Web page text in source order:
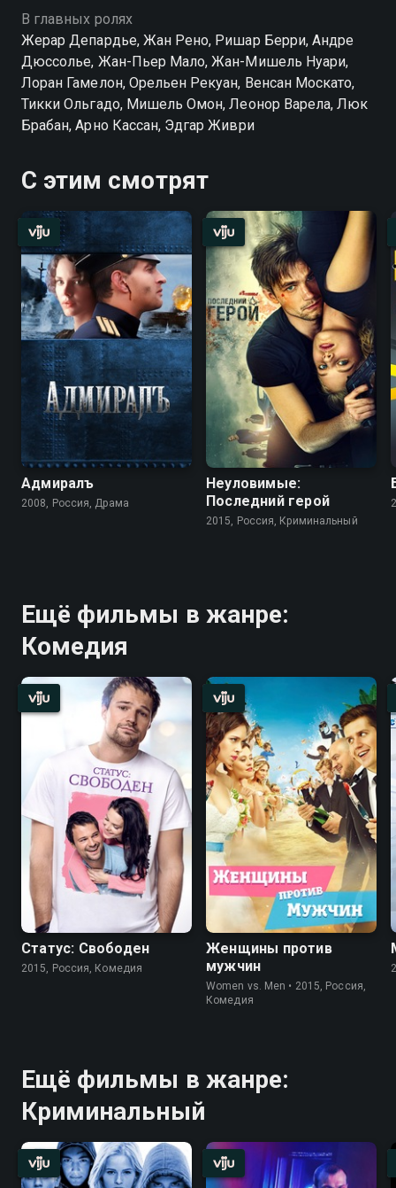
В главных ролях
Жерар Депардье, Жан Рено, Ришар Берри, Андре
Дюссолье, Жан-Пьер Мало, Жан-Мишель Нуари,
Лоран Гамелон, Орельен Рекуан, Венсан Москато,
Тикки Ольгадо, Мишель Омон, Леонор Варела, Люк
Брабан, Арно Кассан, Эдгар Живри
С этим смотрят
Адмиралъ
2008, Россия, Драма
Неуловимые:
Последний герой
2015, Россия, Криминальный
Ещё фильмы в жанре:
Комедия
Статус: Свободен
2015, Россия, Комедия
Женщины против
мужчин
Women vs. Men • 2015, Россия,
Комедия
Ещё фильмы в жанре:
Криминальный